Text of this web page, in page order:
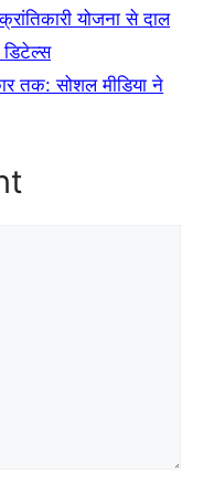
योजना से दाल
डिटेल्स
तक: सोशल मीडिया ने